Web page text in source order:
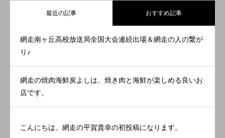
最近の記事 おすすめ記事
網走南ヶ丘高校放送局全国大会連続出場＆網走の人の繋が
り♪
網走の焼肉海鮮炭よしは、焼き肉と海鮮が楽しめる良いお
店です。
こんにちは。網走の平賀貴幸の初投稿になります。